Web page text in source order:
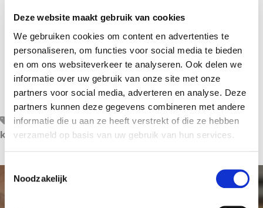
Deze website maakt gebruik van cookies
We gebruiken cookies om content en advertenties te
personaliseren, om functies voor social media te bieden
en om ons websiteverkeer te analyseren. Ook delen we
informatie over uw gebruik van onze site met onze
partners voor social media, adverteren en analyse. Deze
partners kunnen deze gegevens combineren met andere
informatie die u aan ze heeft verstrekt of die ze hebben
verzameld op basis van uw gebruik van hun services.
T
Noodzakelijk
Vriend kunstkaarten
ansichtkaarten,AVL,kankeronderzoek ,kunst,
kunstwerken,onderzoek steunen